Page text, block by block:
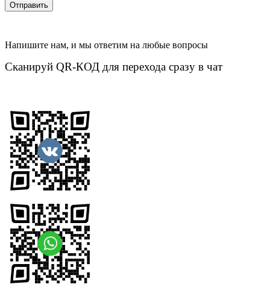
Напишите нам, и мы ответим на любые вопросы
Сканируй QR-КОД для перехода сразу в чат